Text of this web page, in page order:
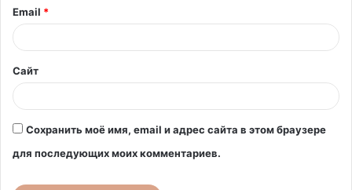
й
*
Email *
Сайт
Сохранить моё имя, email и адрес сайта в этом браузере
для последующих моих комментариев.